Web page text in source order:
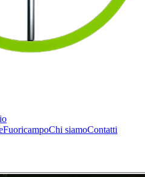
FuoricampoChi siamoContatti